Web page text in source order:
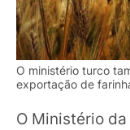
O ministério turco
exportação de
O Ministério